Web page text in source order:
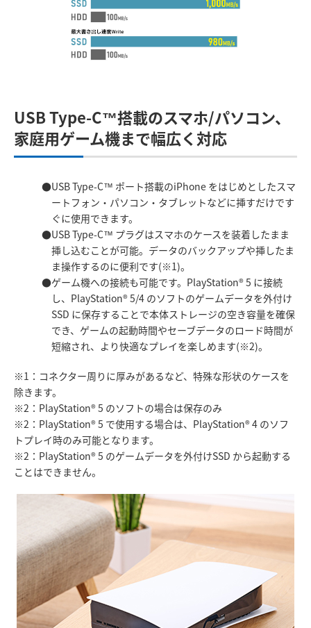
USB Type-C™搭載のスマホ/パソコン、
家庭用ゲーム機まで幅広く対応
USB Type-C™ ポート搭載のiPhone をはじめとしたスマ
ートフォン・パソコン・タブレットなどに挿すだけです
ぐに使用できます。
USB Type-C™ プラグはスマホのケースを装着したまま
挿し込むことが可能。データのバックアップや挿したま
ま操作するのに便利です(※1)。
ゲーム機への接続も可能です。PlayStation® 5 に接続
し、PlayStation® 5/4 のソフトのゲームデータを外付け
SSD に保存することで本体ストレージの空き容量を確保
でき、ゲームの起動時間やセーブデータのロード時間が
短縮され、より快適なプレイを楽しめます(※2)。
※1：コネクター周りに厚みがあるなど、特殊な形状のケースを
除きます。
※2：PlayStation® 5 のソフトの場合は保存のみ
※2：PlayStation® 5 で使用する場合は、PlayStation® 4 のソフ
トプレイ時のみ可能となります。
※2：PlayStation® 5 のゲームデータを外付けSSD から起動する
ことはできません。